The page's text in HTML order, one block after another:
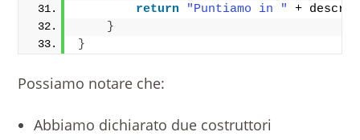
return
"Puntiamo in "
+
}
}
Possiamo notare che:
Abbiamo dichiarato due costruttori